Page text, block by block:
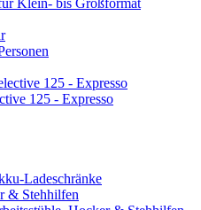
Klein- bis Großformat
125 - Expresso
Ladeschränke
& Stehhilfen